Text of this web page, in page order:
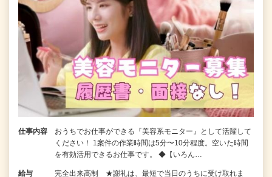
仕事内容
おうちでお仕事ができる『美容系モニター』として活躍して
ください！ 1案件の作業時間は5分〜10分程度。空いた時間
を有効活用できるお仕事です。 ◆【いろん…
給与
完全出来高制 ★謝礼は、最短で当日のうちに受け取れま